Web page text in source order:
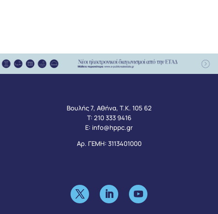
Βουλής 7, Αθήνα, Τ.Κ. 105 62
Τ: 210 333 9416
Ε: info@hppc.gr
Αρ. ΓΕΜΗ: 3113401000